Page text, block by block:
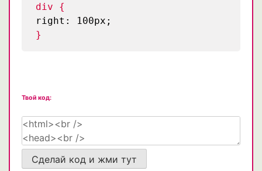
div {
right: 100px;
}
Твой код:
Сделай код и жми тут